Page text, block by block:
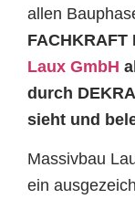
allen
Laux GmbH
durch
sieht und
Massivbau
ein